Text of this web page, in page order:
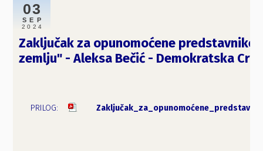
03
SEP
2024
Zaključak za opunomoćene
zemlju" - Aleksa Bečić - Demokratska